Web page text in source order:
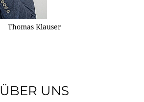
Thomas Klauser
ÜBER UNS